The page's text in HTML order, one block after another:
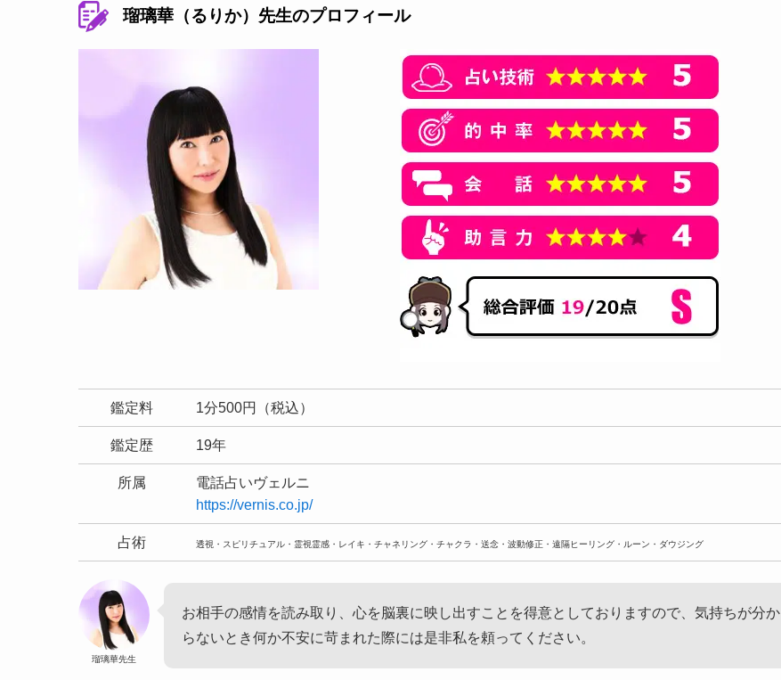
瑠璃華（るりか）先生のプロフィール
鑑定料 1分500円（税込）
鑑定歴 19年
所属
電話占いヴェルニ
https://vernis.co.jp/
占術 透視・スピリチュアル・霊視霊感・レイキ・チャネリング・チャクラ・送念・波動修正・遠隔ヒーリング・ルーン・ダウジング
瑠璃華先生
お相手の感情を読み取り、心を脳裏に映し出すことを得意としておりますので、気持ちが分か
らないとき何か不安に苛まれた際には是非私を頼ってください。